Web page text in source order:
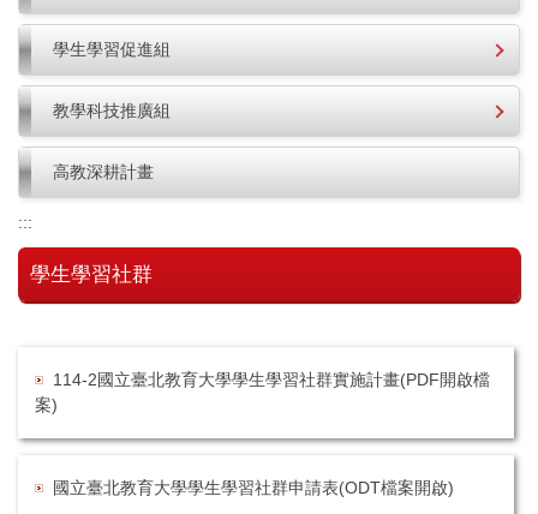
學生學習促進組
教學科技推廣組
高教深耕計畫
:::
學生學習社群
114-2國立臺北教育大學學生學習社群實施計畫(PDF開啟檔
案)
國立臺北教育大學學生學習社群申請表(ODT檔案開啟)